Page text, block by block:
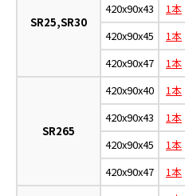
SR25,SR30
420x90x43
1本
420x90x45
1本
420x90x47
1本
SR265
420x90x40 1本
420x90x43
1本
420x90x45
1本
420x90x47
1本